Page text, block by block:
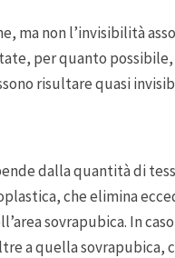
ma non l’invisibilità
per quanto possibile,
risultare quasi
dalla quantità di
che elimina
sovrapubica. In
a quella sovrapubica,